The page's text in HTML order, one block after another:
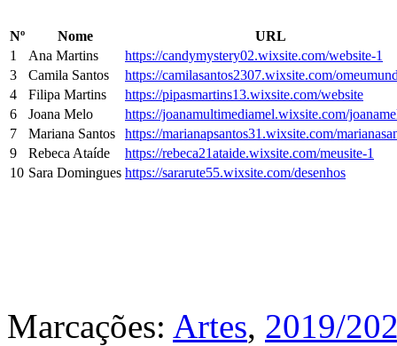
Nº Nome
URL
1
Ana Martins
https://candymystery02.wixsite.com/website-1
3
Camila Santos
https://camilasantos2307.wixsite.com/
4
Filipa Martins
https://pipasmartins13.wixsite.com/website
6
Joana Melo
https://joanamultimediamel.wixsite.com/
7
Mariana Santos
https://marianapsantos31.wixsite.com/
9
Rebeca Ataíde
https://rebeca21ataide.wixsite.com/meusite-1
10 Sara Domingues https://sararute55.wixsite.com/desenhos
Marcações: Artes, 2019/